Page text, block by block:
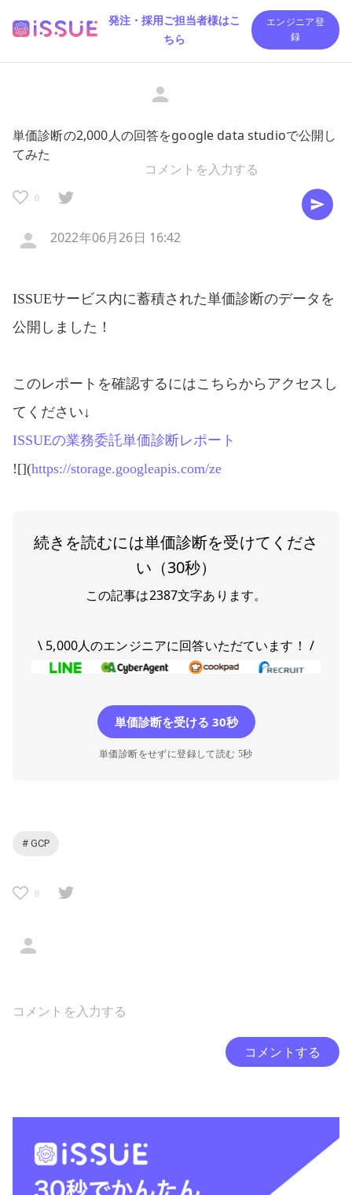
発注・採用ご担当者様はこ
ちら
エンジニア登
録
単価診断の2,000人の回答をgoogle data studioで公開し
てみた
0
2022年06月26日 16:42
ISSUEサービス内に蓄積された単価診断のデータを
公開しました！
このレポートを確認するにはこちらからアクセスし
てください↓
ISSUEの業務委託単価診断レポート
![](https://storage.googleapis.com/ze
続きを読むには単価診断を受けてくださ
い（30秒）
この記事は2387文字あります。
\ 5,000人のエンジニアに回答いただています！ /
単価診断を受ける 30秒
単価診断をせずに登録して読む 5秒
# GCP
0
コメントする